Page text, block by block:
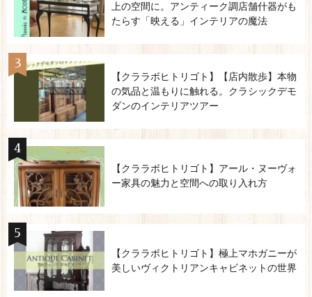
上の空間に。アンティーク調店舗什器がも
たらす「映える」インテリアの魔法
【クララボヒトリゴト】【店内散歩】本物
の気品と温もりに触れる。クラシックデモ
ダンのインテリアツアー
【クララボヒトリゴト】アール・ヌーヴォ
ー家具の魅力と空間への取り入れ方
【クララボヒトリゴト】極上マホガニーが
美しいヴィクトリアンキャビネットの世界